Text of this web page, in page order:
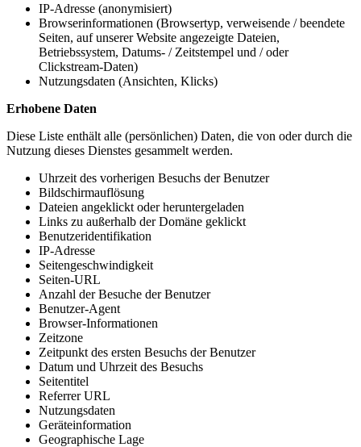
IP-Adresse (anonymisiert)
Browserinformationen (Browsertyp, verweisende / beendete
Seiten, auf unserer Website angezeigte Dateien,
Betriebssystem, Datums- / Zeitstempel und / oder
Clickstream-Daten)
Nutzungsdaten (Ansichten, Klicks)
Erhobene Daten
Diese Liste enthält alle (persönlichen) Daten, die von oder durch die
Nutzung dieses Dienstes gesammelt werden.
Uhrzeit des vorherigen Besuchs der Benutzer
Bildschirmauflösung
Dateien angeklickt oder heruntergeladen
Links zu außerhalb der Domäne geklickt
Benutzeridentifikation
IP-Adresse
Seitengeschwindigkeit
Seiten-URL
Anzahl der Besuche der Benutzer
Benutzer-Agent
Browser-Informationen
Zeitzone
Zeitpunkt des ersten Besuchs der Benutzer
Datum und Uhrzeit des Besuchs
Seitentitel
Referrer URL
Nutzungsdaten
Geräteinformation
Geographische Lage